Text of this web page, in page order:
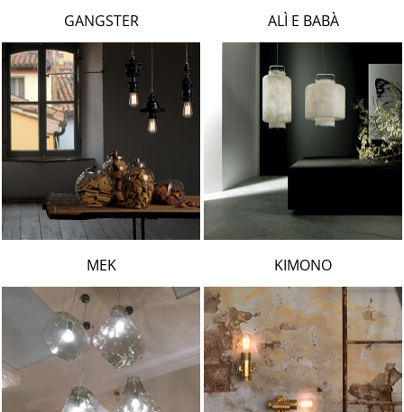
PORSCHE
CATELLANI & SMITH
VIABIZZUNO
ALÌ E BABÀ
GANGSTER
KIMONO
MEK